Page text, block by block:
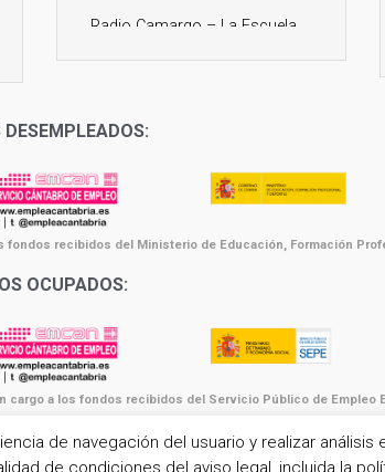
Radio Camargo – La Escuela
Auxiliar Administrativo
23 Septiembre 2022
____________
Laboral ‘Da-el-Paso’, en
subvencionados para
trabajadores y desempleados
sobre Blogs y RRSS, e Inglés.
____________
DESEMPLEADOS:
recibidos del Ministerio de Educación, Formación
OCUPADOS:
a los fondos recibidos del Servicio Público de Empleo
Laboral DA EL PASO 2026
Aviso Cookies Portal de transparencia
de navegación del usuario y realizar
de condiciones del aviso legal, incluida la